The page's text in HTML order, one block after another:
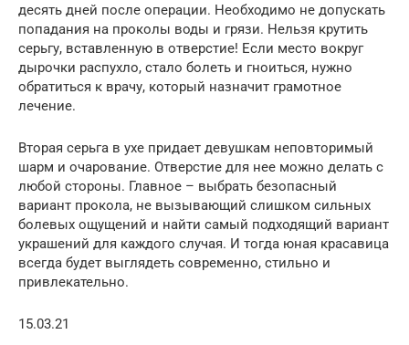
десять дней после операции. Необходимо не допускать
попадания на проколы воды и грязи. Нельзя крутить
серьгу, вставленную в отверстие! Если место вокруг
дырочки распухло, стало болеть и гноиться, нужно
обратиться к врачу, который назначит грамотное
лечение.
Вторая серьга в ухе придает девушкам неповторимый
шарм и очарование. Отверстие для нее можно делать с
любой стороны. Главное – выбрать безопасный
вариант прокола, не вызывающий слишком сильных
болевых ощущений и найти самый подходящий вариант
украшений для каждого случая. И тогда юная красавица
всегда будет выглядеть современно, стильно и
привлекательно.
15.03.21